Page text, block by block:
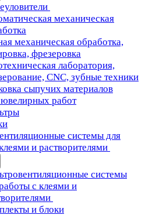
механическая
механическая обработка,
фрезеровка
лаборатория,
CNC, зубные техники
сыпучих материалов
работ
системы для
и растворителями
системы
с клеями и
и блоки